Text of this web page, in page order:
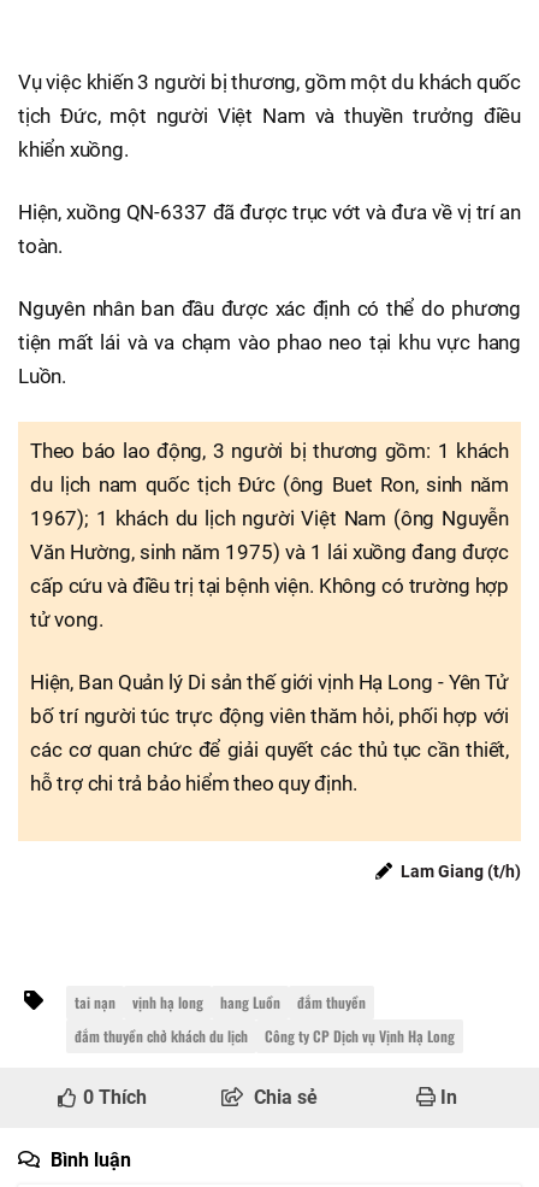
Vụ việc khiến 3 người bị thương, gồm một du khách quốc
tịch Đức, một người Việt Nam và thuyền trưởng điều
khiển xuồng.
Hiện, xuồng QN-6337 đã được trục vớt và đưa về vị trí an
toàn.
Nguyên nhân ban đầu được xác định có thể do phương
tiện mất lái và va chạm vào phao neo tại khu vực hang
Luồn.
Theo báo lao động, 3 người bị thương gồm: 1 khách
du lịch nam quốc tịch Đức (ông Buet Ron, sinh năm
1967); 1 khách du lịch người Việt Nam (ông Nguyễn
Văn Hường, sinh năm 1975) và 1 lái xuồng đang được
cấp cứu và điều trị tại bệnh viện. Không có trường hợp
tử vong.
Hiện, Ban Quản lý Di sản thế giới vịnh Hạ Long - Yên Tử
bố trí người túc trực động viên thăm hỏi, phối hợp với
các cơ quan chức để giải quyết các thủ tục cần thiết,
hỗ trợ chi trả bảo hiểm theo quy định.
Lam Giang (t/h)
tai nạn vịnh hạ long hang Luồn
đắm thuyền
đắm thuyền chở khách du lịch
Công ty CP Dịch vụ Vịnh Hạ Long
0 Thích Chia sẻ In
Bình luận